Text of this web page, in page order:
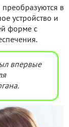
преобразуются в
устройство и
форме с
впервые